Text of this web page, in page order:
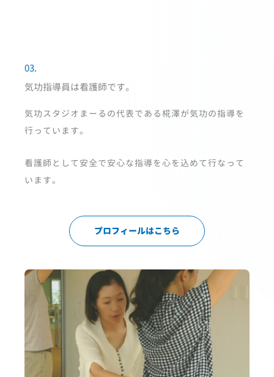
03.
気功指導員は看護師です。
気功スタジオまーるの代表である椛澤が気功の指導を
行っています。
看護師として安全で安心な指導を心を込めて行なって
います。
プロフィールはこちら